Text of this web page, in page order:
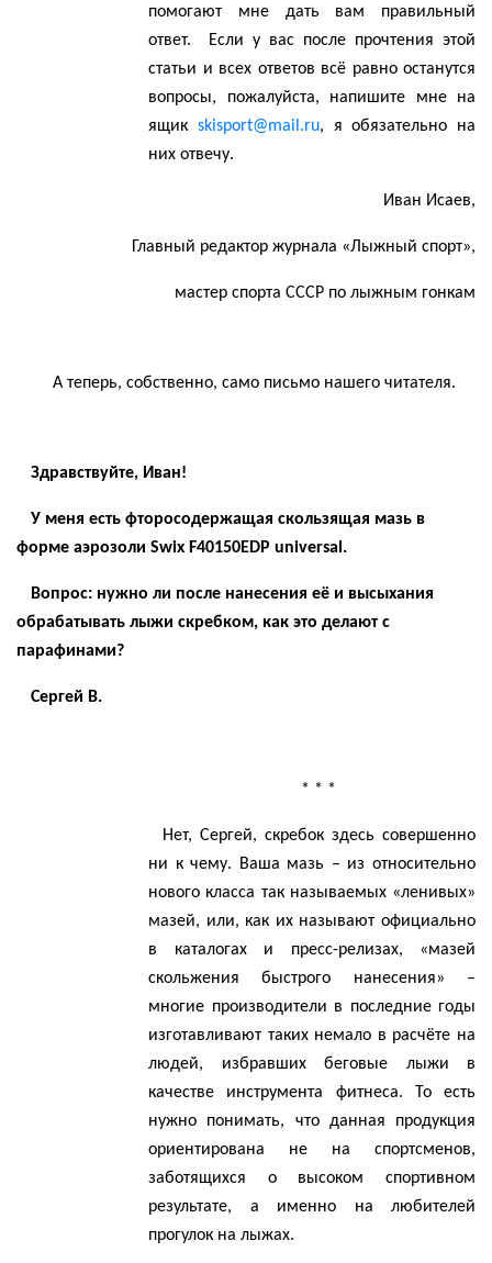
помогают мне дать вам правильный
ответ.
Если у вас после прочтения этой
статьи и всех ответов всё равно останутся
вопросы, пожалуйста, напишите мне на
ящик skisport@mail .ru, я обязательно на
них отвечу.
Иван Исаев,
Главный редактор журнала «Лыжный спорт»,
мастер спорта СССР по лыжным гонкам
А теперь, собственно, само письмо нашего читателя.
Здравствуйте, Иван!
У меня есть фторосодержащая скользящая мазь в
форме аэрозоли Swix F40150EDP universal .
Вопрос: нужно ли после нанесения её и высыхания
обрабатывать лыжи скребком, как это делают с
парафинами?
Сергей В.
* * *
Нет, Сергей, скребок здесь совершенно
ни к чему.
Ваша мазь – из относительно
нового класса так называемых «ленивых»
мазей, или, как их называют официально
в каталогах и пресс-релизах, «мазей
скольжения быстрого нанесения» –
многие производители в последние годы
изготавливают таких немало в расчёте на
людей, избравших беговые лыжи в
качестве инструмента фитнеса. То есть
нужно понимать, что данная продукция
ориентирована не на спортсменов,
заботящихся о высоком спортивном
результате, а именно на любителей
прогулок на лыжах.